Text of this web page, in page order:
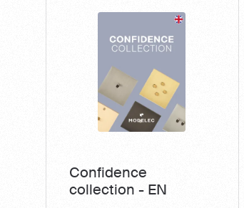
Confidence
collection - EN